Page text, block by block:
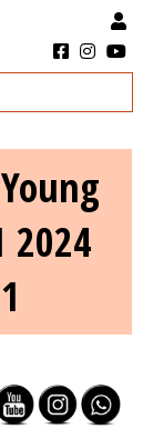
2024